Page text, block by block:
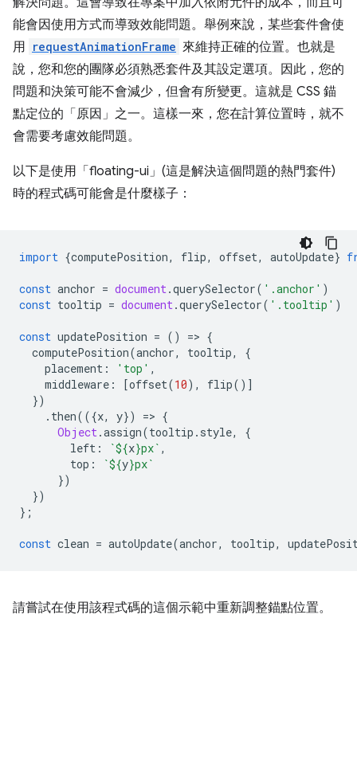
能會因使用方式而導致效能問題。舉例來說，某些套件會使
用 requestAnimationFrame 來維持正確的位置。也就是
說，您和您的團隊必須熟悉套件及其設定選項。因此，您的
問題和決策可能不會減少，但會有所變更。這就是 CSS 錨
點定位的「原因」之一。這樣一來，您在計算位置時，就不
會需要考慮效能問題。
以下是使用「floating-ui」 (這是解決這個問題的熱門套件)
時的程式碼可能會是什麼樣子：
import {computePosition, flip, offset, autoUpdate}
const anchor = document.querySelector( '.anchor' )
const tooltip = document.querySelector( '.tooltip' )
const updatePosition = () => {
computePosition(anchor, tooltip,
{
placement : 'top' ,
middleware : [offset(10), flip()]
})
. then(({x, y}) => {
Object.assign(tooltip . style,
{
left : `${x}px` ,
top : `${y}px`
})
})
};
const clean = autoUpdate(anchor, tooltip,
請嘗試在使用該程式碼的這個示範中重新調整錨點位置。